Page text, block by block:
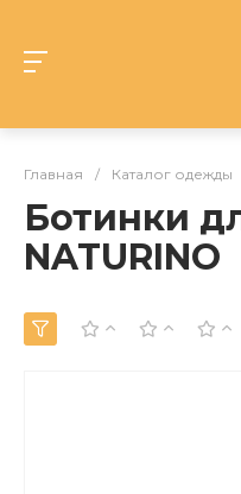
Главная / Каталог одежды
Ботинки
NATURINO